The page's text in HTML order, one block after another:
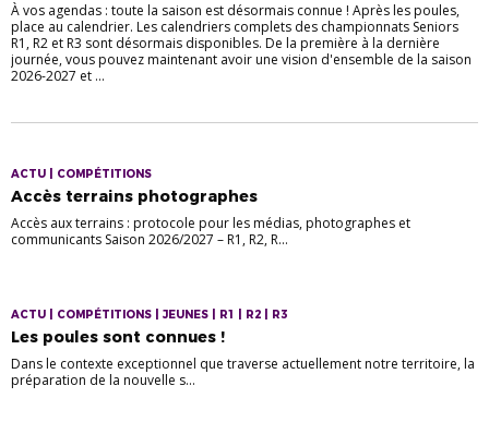
À vos agendas : toute la saison est désormais connue ! Après les poules,
place au calendrier. Les calendriers complets des championnats Seniors
R1, R2 et R3 sont désormais disponibles. De la première à la dernière
journée, vous pouvez maintenant avoir une vision d'ensemble de la saison
2026-2027 et ...
ACTU | COMPÉTITIONS
Accès terrains photographes
Accès aux terrains : protocole pour les médias, photographes et
communicants Saison 2026/2027 – R1, R2, R...
ACTU | COMPÉTITIONS | JEUNES | R1 | R2 | R3
Les poules sont connues !
Dans le contexte exceptionnel que traverse actuellement notre territoire, la
préparation de la nouvelle s...